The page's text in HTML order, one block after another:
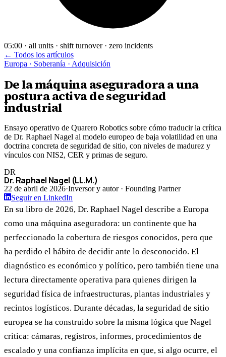
05:00 · all units · shift turnover · zero incidents
← Todos los artículos
Europa · Soberanía · Adquisición
De la máquina aseguradora a una
postura activa de seguridad
industrial
Ensayo operativo de Quarero Robotics sobre cómo traducir la crítica
de Dr. Raphael Nagel al modelo europeo de baja volatilidad en una
doctrina concreta de seguridad de sitio, con niveles de madurez y
vínculos con NIS2, CER y primas de seguro.
DR
Dr. Raphael Nagel (LL.M.)
22 de abril de 2026·Inversor y autor · Founding Partner
Seguir en LinkedIn
En su libro de 2026, Dr. Raphael Nagel describe a Europa
como una máquina aseguradora: un continente que ha
perfeccionado la cobertura de riesgos conocidos, pero que
ha perdido el hábito de decidir ante lo desconocido. El
diagnóstico es económico y político, pero también tiene una
lectura directamente operativa para quienes dirigen la
seguridad física de infraestructuras, plantas industriales y
recintos logísticos. Durante décadas, la seguridad de sitio
europea se ha construido sobre la misma lógica que Nagel
critica: cámaras, registros, informes, procedimientos de
escalado y una confianza implícita en que, si algo ocurre, el